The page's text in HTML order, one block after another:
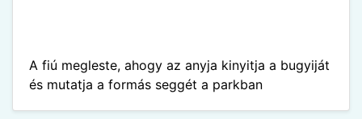
A fiú megleste, ahogy az anyja kinyitja a bugyiját
és mutatja a formás seggét a parkban